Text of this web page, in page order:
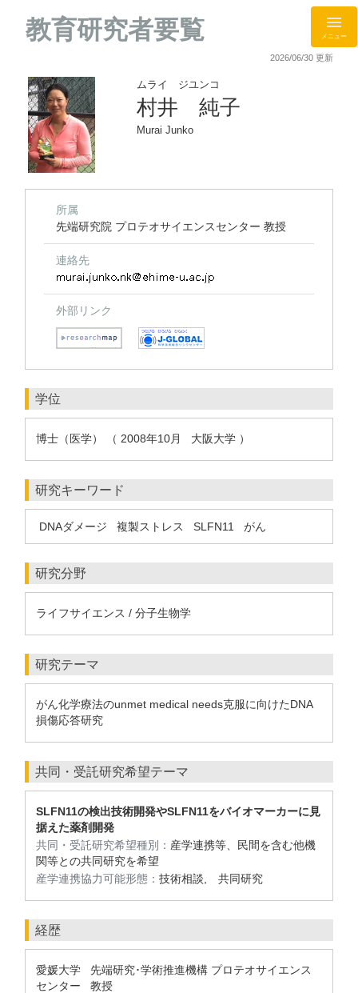
教育研究者要覧 メニュー
2026/06/30 更新
ムライ ジユンコ
村井 純子
Murai Junko
所属
先端研究院 プロテオサイエンスセンター 教授
連絡先
外部リンク
学位
博士（医学） （ 2008年10月 大阪大学 ）
研究キーワード
DNAダメージ 複製ストレス SLFN11 がん
研究分野
ライフサイエンス / 分子生物学
研究テーマ
がん化学療法のunmet medical needs克服に向けたDNA
損傷応答研究
共同・受託研究希望テーマ
SLFN11の検出技術開発やSLFN11をバイオマーカーに見
据えた薬剤開発
共同・受託研究希望種別： 産学連携等、民間を含む他機
関等との共同研究を希望
産学連携協力可能形態： 技術相談, 共同研究
経歴
愛媛大学 先端研究･学術推進機構 プロテオサイエンス
センター 教授